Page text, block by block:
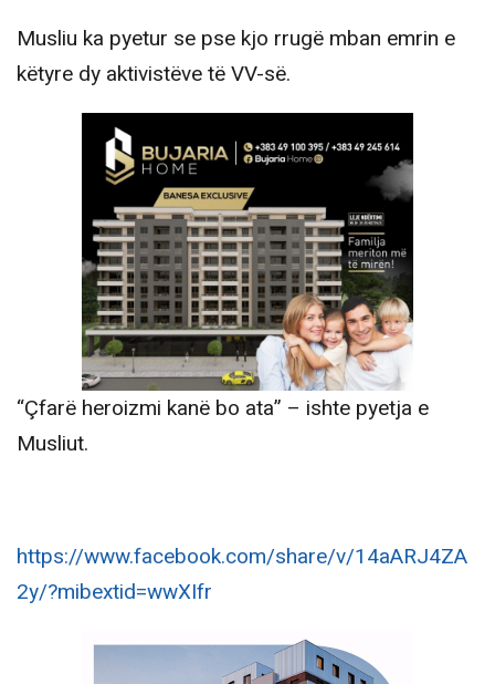
Musliu ka pyetur se pse kjo rrugë mban emrin e
këtyre dy aktivistëve të VV-së.
“Çfarë heroizmi kanë bo ata” – ishte pyetja e
Musliut.
https://www.facebook.com/share/v/14aARJ4ZA
2y/?mibextid=wwXIfr